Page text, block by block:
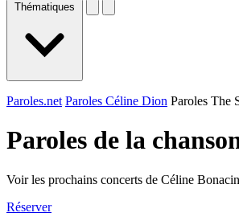
Thématiques
Paroles.net Paroles Céline Dion Paroles The
Paroles de la
Voir les prochains concerts de Céline
Réserver